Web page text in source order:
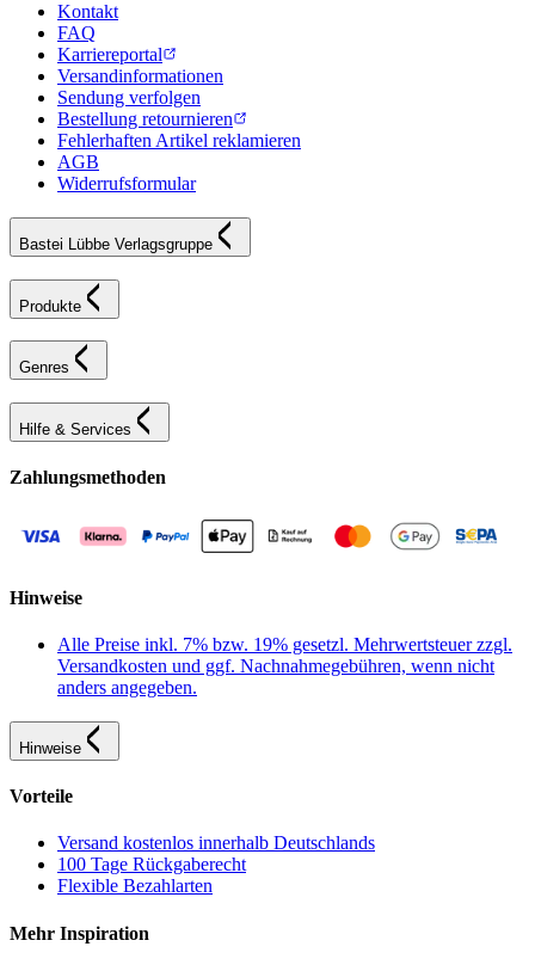
Kontakt
FAQ
Karriereportal
Versandinformationen
Sendung verfolgen
Bestellung retournieren
Fehlerhaften Artikel reklamieren
AGB
Widerrufsformular
Bastei Lübbe Verlagsgruppe
Produkte
Genres
Hilfe & Services
Zahlungsmethoden
Hinweise
Alle Preise inkl. 7% bzw. 19% gesetzl. Mehrwertsteuer zzgl.
Versandkosten und ggf. Nachnahmegebühren, wenn nicht
anders angegeben.
Hinweise
Vorteile
Versand kostenlos innerhalb Deutschlands
100 Tage Rückgaberecht
Flexible Bezahlarten
Mehr Inspiration